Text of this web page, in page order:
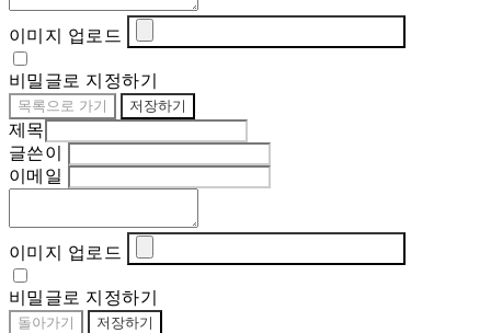
이미지 업로드
비밀글로 지정하기
목록으로 가기 저장하기
제목
글쓴이
이메일
이미지 업로드
비밀글로 지정하기
돌아가기 저장하기